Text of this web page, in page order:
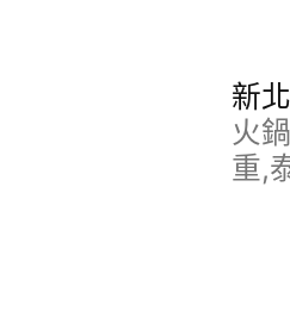
新
火
重,